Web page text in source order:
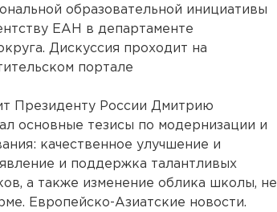
образовательной инициативы
ЕАН в департаменте
Дискуссия проходит на
портале
Президенту России Дмитрию
основные тезисы по модернизации и
качественное улучшение и
и поддержка талантливых
а также изменение облика школы, не
Европейско-Азиатские новости.